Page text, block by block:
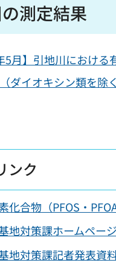
測定結果
5月】引地川におけ
ダイオキシン類を除
ンク
化合物（PFOS・
地対策課ホームペー
地対策課記者発表資